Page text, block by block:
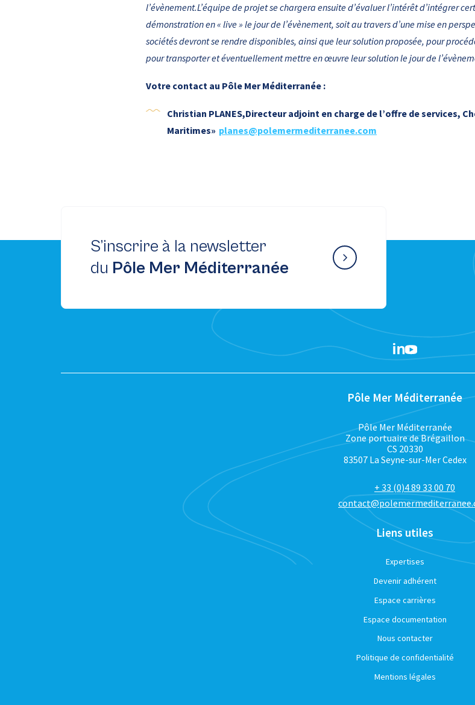
l’évènement.L’équipe de projet se chargera ensuite d’évaluer l’intérêt d’intégrer
démonstration en « live » le jour de l’évènement, soit au travers d’une mise en
sociétés devront se rendre disponibles, ainsi que leur solution proposée, pour
pour transporter et éventuellement mettre en œuvre leur solution le jour de
Votre contact au Pôle Mer Méditerranée :
Christian PLANES,Directeur adjoint en charge de l’offre de services,
Maritimes» planes@polemermediterranee.com
S’inscrire à la newsletter
du Pôle Mer Méditerranée
Pôle Mer Méditerranée
Pôle Mer Méditerranée
Zone portuaire de Brégaillon
CS 20330
83507 La Seyne-sur-Mer Cedex
+ 33 (0)4 89 33 00 70
Liens utiles
Expertises
Devenir adhérent
Espace carrières
Espace documentation
Nous contacter
Politique de confidentialité
Mentions légales